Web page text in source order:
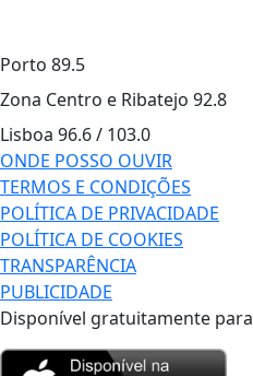
Porto 89.5
Zona Centro e Ribatejo 92.8
Lisboa 96.6 / 103.0
ONDE POSSO OUVIR
TERMOS E CONDIÇÕES
POLÍTICA DE PRIVACIDADE
POLÍTICA DE COOKIES
TRANSPARÊNCIA
PUBLICIDADE
Disponível gratuitamente